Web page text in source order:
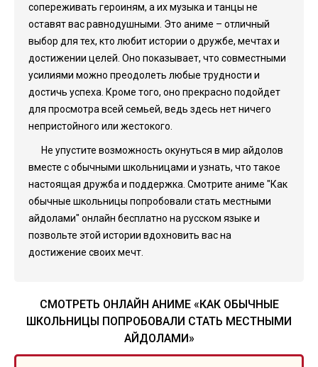
сопереживать героиням, а их музыка и танцы не
оставят вас равнодушными. Это аниме – отличный
выбор для тех, кто любит истории о дружбе, мечтах и
достижении целей. Оно показывает, что совместными
усилиями можно преодолеть любые трудности и
достичь успеха. Кроме того, оно прекрасно подойдет
для просмотра всей семьей, ведь здесь нет ничего
непристойного или жестокого.
Не упустите возможность окунуться в мир айдолов
вместе с обычными школьницами и узнать, что такое
настоящая дружба и поддержка. Смотрите аниме "Как
обычные школьницы попробовали стать местными
айдолами" онлайн бесплатно на русском языке и
позвольте этой истории вдохновить вас на
достижение своих мечт.
СМОТРЕТЬ ОНЛАЙН АНИМЕ «КАК ОБЫЧНЫЕ
ШКОЛЬНИЦЫ ПОПРОБОВАЛИ СТАТЬ МЕСТНЫМИ
АЙДОЛАМИ»